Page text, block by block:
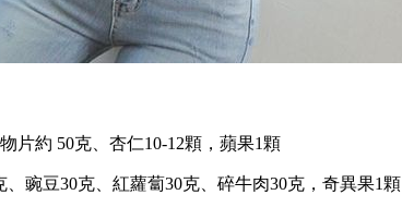
片約 50克、杏仁10-12顆，蘋果1顆
、豌豆30克、紅蘿蔔30克、碎牛肉30克，奇異果1顆